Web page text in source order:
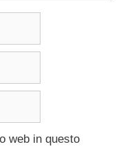
web in questo